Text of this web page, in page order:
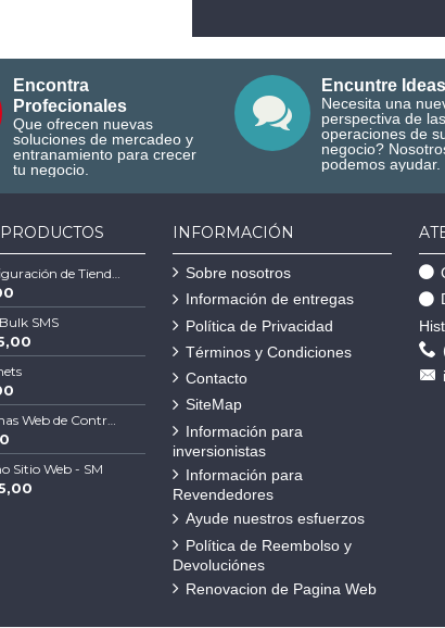
Encontra
Profecionales
Que ofrecen nuevas
soluciones de mercadeo y
entranamiento para crecer
tu negocio.
Encuntre Ideas
Necesita una
perspectiva de las
operaciones de
negocio?
podemos ayudar.
Configuración de Tienda Shopify | Soluciones Escalables de Comercio Electrónico
SMS
Paginas Web de Contratistas
Sitio Web - SM
INFORMACIÓN
Sobre nosotros
Información de entregas
Política de Privacidad
Términos y Condiciones
Contacto
SiteMap
Información para
inversionistas
Información para
Revendedores
Ayude nuestros esfuerzos
Política de Reembolso y
Devoluciónes
Renovacion de Pagina Web